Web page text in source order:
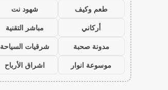
طعم وكيف
شهود نت
أركاني
مباشر التقنية
مدونة صحبة
شرقيات السياحة
موسوعة انوار
اشراق الأرباح